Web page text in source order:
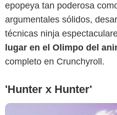
epopeya tan poderosa
argumentales sólidos,
técnicas ninja
lugar en el Olimpo del
completo en Crunchyroll.
'Hunter x Hunter'